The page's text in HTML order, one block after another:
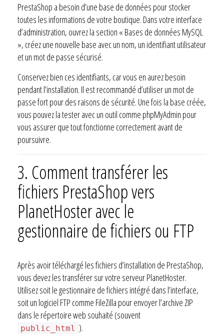
PrestaShop a besoin d’une base de données pour stocker
toutes les informations de votre boutique. Dans votre interface
d’administration, ouvrez la section « Bases de données MySQL
», créez une nouvelle base avec un nom, un identifiant utilisateur
et un mot de passe sécurisé.
Conservez bien ces identifiants, car vous en aurez besoin
pendant l’installation. Il est recommandé d’utiliser un mot de
passe fort pour des raisons de sécurité. Une fois la base créée,
vous pouvez la tester avec un outil comme phpMyAdmin pour
vous assurer que tout fonctionne correctement avant de
poursuivre.
3. Comment transférer les
fichiers PrestaShop vers
PlanetHoster avec le
gestionnaire de fichiers ou FTP
Après avoir téléchargé les fichiers d’installation de PrestaShop,
vous devez les transférer sur votre serveur PlanetHoster.
Utilisez soit le gestionnaire de fichiers intégré dans l’interface,
soit un logiciel FTP comme FileZilla pour envoyer l’archive ZIP
dans le répertoire web souhaité (souvent
public_html ).